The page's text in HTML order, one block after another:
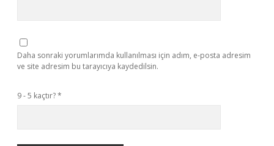
Daha sonraki yorumlarımda kullanılması için adım, e-posta adresim
ve site adresim bu tarayıcıya kaydedilsin.
9 - 5 kaçtır?*